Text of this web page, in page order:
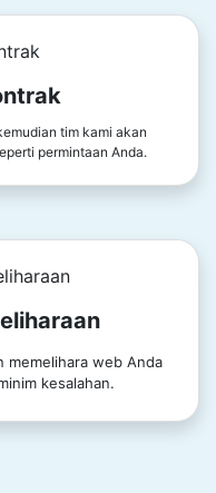
tim kami akan
permintaan Anda.
memelihara web Anda
kesalahan.